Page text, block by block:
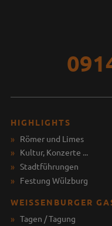
HIGHLIGHTS
Römer und Limes
Kultur, Konzerte ...
Stadtführungen
Festung Wülzburg
WEISSENBURGER
Tagen / Tagung